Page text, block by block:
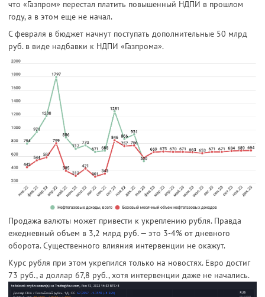
что «Газпром» перестал платить повышенный НДПИ в прошлом
году, а в этом еще не начал.
С февраля в бюджет начнут поступать дополнительные 50 млрд
руб. в виде надбавки к НДПИ «Газпрома».
Продажа валюты может привести к укреплению рубля. Правда
ежедневный объем в 3,2 млрд руб. — это 3-4% от дневного
оборота. Существенного влияния интервенции не окажут.
Курс рубля при этом укрепился только на новостях. Евро достиг
73 руб., а доллар 67,8 руб., хотя интервенции даже не начались.